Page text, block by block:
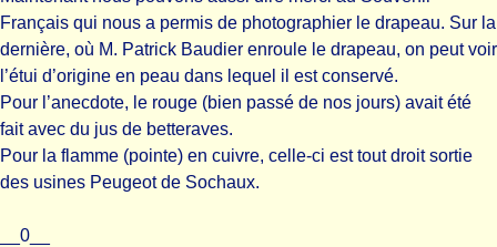
Français qui nous a permis de photographier le drapeau. Sur la
dernière, où M. Patrick Baudier enroule le drapeau, on peut voir
l’étui d’origine en peau dans lequel il est conservé.
Pour l’anecdote, le rouge (bien passé de nos jours) avait été
fait avec du jus de betteraves.
Pour la flamme (pointe) en cuivre, celle-ci est tout droit sortie
des usines Peugeot de Sochaux.
__0__